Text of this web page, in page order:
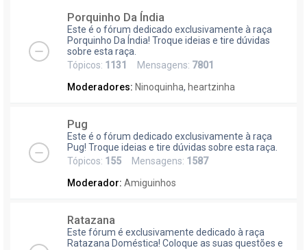
Porquinho Da Índia
Este é o fórum dedicado exclusivamente à raça
Porquinho Da Índia! Troque ideias e tire dúvidas
sobre esta raça.
Tópicos: 1131 Mensagens: 7801
Moderadores: Ninoquinha, heartzinha
Pug
Este é o fórum dedicado exclusivamente à raça
Pug! Troque ideias e tire dúvidas sobre esta raça.
Tópicos: 155 Mensagens: 1587
Moderador: Amiguinhos
Ratazana
Este fórum é exclusivamente dedicado à raça
Ratazana Doméstica! Coloque as suas questões e